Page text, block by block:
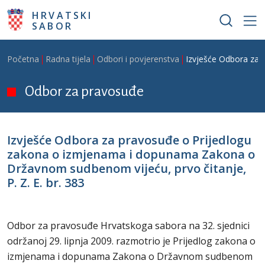
Skoči na glavni sadržaj
HRVATSKI
SABOR
Breadcrumb
Početna Radna tijela Odbori i povjerenstva Izvješće Odbora za
Odbor za pravosuđe
Izvješće Odbora za pravosuđe o Prijedlogu
zakona o izmjenama i dopunama Zakona o
Državnom sudbenom vijeću, prvo čitanje,
P. Z. E. br. 383
Odbor za pravosuđe Hrvatskoga sabora na 32. sjednici
održanoj 29. lipnja 2009. razmotrio je Prijedlog zakona o
izmjenama i dopunama Zakona o Državnom sudbenom